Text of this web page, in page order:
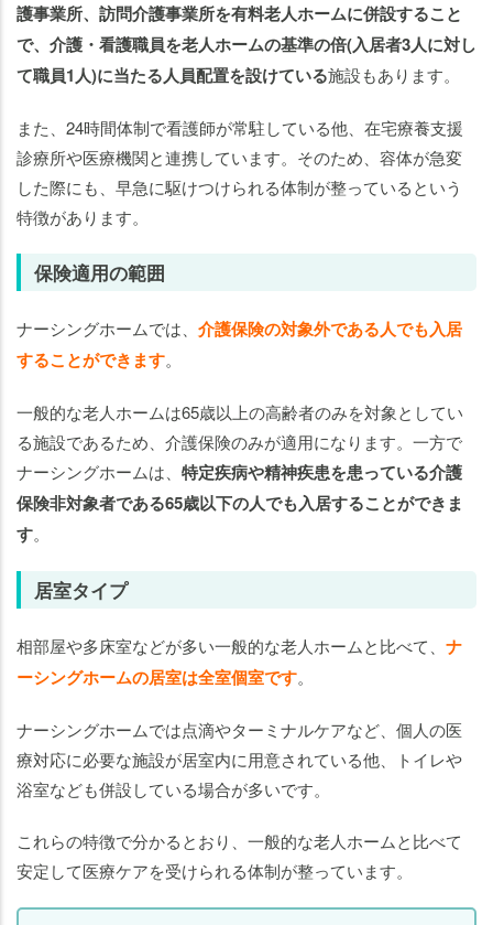
護事業所、訪問介護事業所を有料老人ホームに併設すること
で、介護・看護職員を老人ホームの基準の倍(入居者3人に対し
て職員1人)に当たる人員配置を設けている施設もあります。
また、24時間体制で看護師が常駐している他、在宅療養支援
診療所や医療機関と連携しています。そのため、容体が急変
した際にも、早急に駆けつけられる体制が整っているという
特徴があります。
保険適用の範囲
ナーシングホームでは、 介護保険の対象外である人でも入居
することができます。
一般的な老人ホームは65歳以上の高齢者のみを対象としてい
る施設であるため、介護保険のみが適用になります。一方で
ナーシングホームは、 特定疾病や精神疾患を患っている介護
保険非対象者である65歳以下の人でも入居することができま
す。
居室タイプ
相部屋や多床室などが多い一般的な老人ホームと比べて、 ナ
ーシングホームの居室は全室個室です。
ナーシングホームでは点滴やターミナルケアなど、個人の医
療対応に必要な施設が居室内に用意されている他、トイレや
浴室なども併設している場合が多いです。
これらの特徴で分かるとおり、一般的な老人ホームと比べて
安定して医療ケアを受けられる体制が整っています。